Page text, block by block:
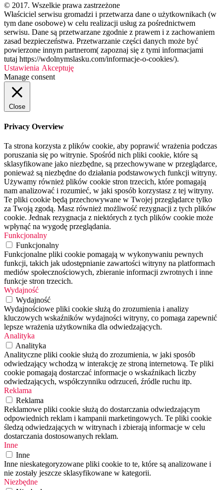
© 2017. Wszelkie prawa zastrzeżone
Właściciel serwisu gromadzi i przetwarza dane o użytkownikach (w
tym dane osobowe) w celu realizacji usług za pośrednictwem
serwisu. Dane są przetwarzane zgodnie z prawem i z zachowaniem
zasad bezpieczeństwa. Przetwarzanie części danych może być
powierzone innym partnerom( zapoznaj się z tymi informacjami
tutaj https://wdolnymslasku.com/informacje-o-cookies/).
Ustawienia Akceptuję
Manage consent
Close
Privacy Overview
Ta strona korzysta z plików cookie, aby poprawić wrażenia podczas
poruszania się po witrynie. Spośród nich pliki cookie, które są
sklasyfikowane jako niezbędne, są przechowywane w przeglądarce,
ponieważ są niezbędne do działania podstawowych funkcji witryny.
Używamy również plików cookie stron trzecich, które pomagają
nam analizować i rozumieć, w jaki sposób korzystasz z tej witryny.
Te pliki cookie będą przechowywane w Twojej przeglądarce tylko
za Twoją zgodą. Masz również możliwość rezygnacji z tych plików
cookie. Jednak rezygnacja z niektórych z tych plików cookie może
wpłynąć na wygodę przeglądania.
Funkcjonalny
Funkcjonalny
Funkcjonalne pliki cookie pomagają w wykonywaniu pewnych
funkcji, takich jak udostępnianie zawartości witryny na platformach
mediów społecznościowych, zbieranie informacji zwrotnych i inne
funkcje stron trzecich.
Wydajność
Wydajność
Wydajnościowe pliki cookie służą do zrozumienia i analizy
kluczowych wskaźników wydajności witryny, co pomaga zapewnić
lepsze wrażenia użytkownika dla odwiedzających.
Analityka
Analityka
Analityczne pliki cookie służą do zrozumienia, w jaki sposób
odwiedzający wchodzą w interakcję ze stroną internetową. Te pliki
cookie pomagają dostarczać informacje o wskaźnikach liczby
odwiedzających, współczynniku odrzuceń, źródle ruchu itp.
Reklama
Reklama
Reklamowe pliki cookie służą do dostarczania odwiedzającym
odpowiednich reklam i kampanii marketingowych. Te pliki cookie
śledzą odwiedzających w witrynach i zbierają informacje w celu
dostarczania dostosowanych reklam.
Inne
Inne
Inne nieskategoryzowane pliki cookie to te, które są analizowane i
nie zostały jeszcze sklasyfikowane w kategorii.
Niezbędne